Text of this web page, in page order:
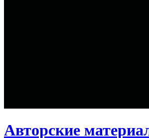
Авторские